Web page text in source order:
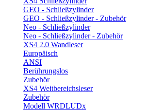
GEO - Schließzylinder
GEO - Schließzylinder - Zubehör
Neo - Schließzylinder
Neo - Schließzylinder - Zubehör
XS4 2.0 Wandleser
Europäisch
ANSI
Berührungslos
Zubehör
XS4 Weitbereichsleser
Zubehör
Modell WRDLUDx